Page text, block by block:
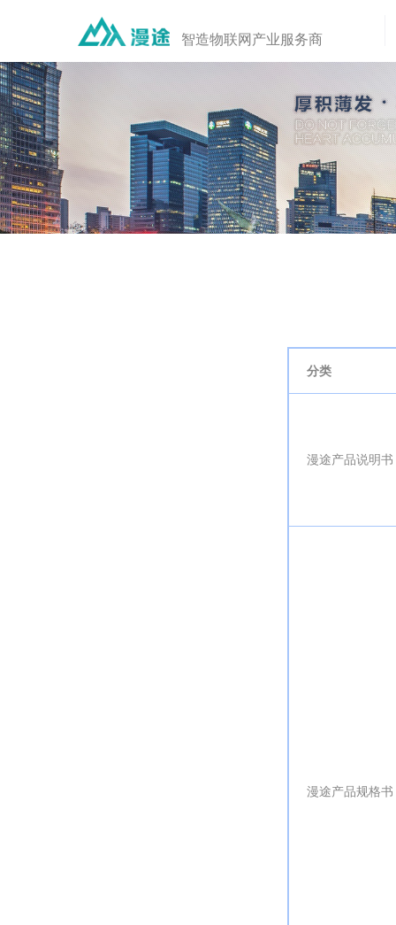
智造物联网产业服务商
分类
漫途产品说明书
漫途产品规格书